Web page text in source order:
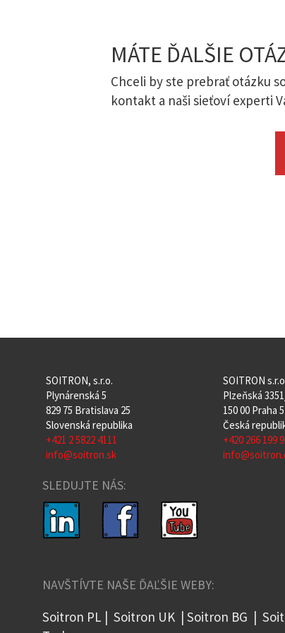
MÁTE ĎALŠIE
Chceli by ste prebrať otázku
kontakt a naši sieťoví experti
SOITRON, s.r.o.
Plynárenská 5
829 75 Bratislava 25
Slovenská republika
+421 2 5822 4111
info@soitron.sk
SOITRON
Plzeňská
150 00 Praha
Česká
+420 266 199
SLEDUJTE NÁS:
NAVŠTÍVTE NAŠE ĎAĽŠIE WEBY:
Soitron PL | Soitron UK | Soitron BG |